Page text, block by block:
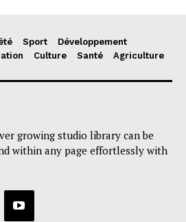
Sport
Développement
Culture Santé Agriculture
growing studio library can be
within any page effortlessly with